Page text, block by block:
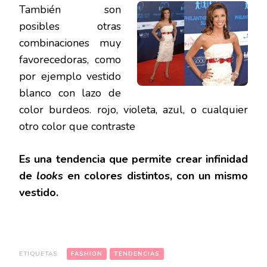
También son
posibles otras
combinaciones muy
favorecedoras, como
por ejemplo vestido
blanco con lazo de
color burdeos. rojo, violeta, azul, o cualquier
otro color que contraste
Es una tendencia que permite crear infinidad
de looks en colores distintos, con un mismo
vestido.
ETIQUETAS: FASHION TENDENCIAS